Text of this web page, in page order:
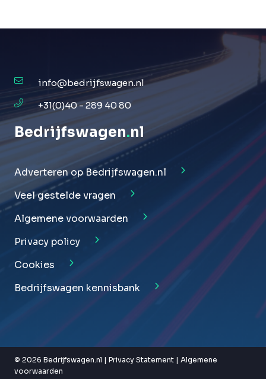
info@bedrijfswagen.nl
+31(0)40 - 289 40 80
Bedrijfswagen.nl
Adverteren op Bedrijfswagen.nl
Veel gestelde vragen
Algemene voorwaarden
Privacy policy
Cookies
Bedrijfswagen kennisbank
© 2026 Bedrijfswagen.nl | Privacy Statement | Algemene
voorwaarden